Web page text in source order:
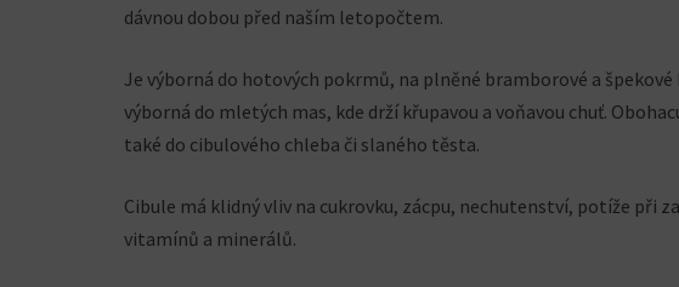
dávnou dobou před naším letopočtem.
Je výborná do hotových pokrmů, na plněné bramborové a
výborná do mletých mas, kde drží křupavou a voňavou chuť.
také do cibulového chleba či slaného těsta.
Cibule má klidný vliv na cukrovku, zácpu, nechutenství, potíže při
vitamínů a minerálů.